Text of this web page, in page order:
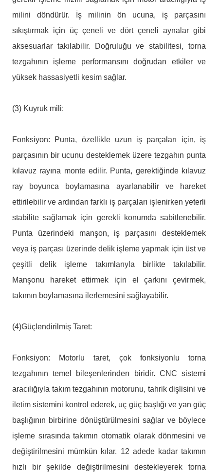
milini döndürür. İş milinin ön ucuna, iş parçasını
sıkıştırmak için üç çeneli ve dört çeneli aynalar gibi
aksesuarlar takılabilir. Doğruluğu ve stabilitesi, torna
tezgahının işleme performansını doğrudan etkiler ve
yüksek hassasiyetli kesim sağlar.
(3) Kuyruk mili:
Fonksiyon: Punta, özellikle uzun iş parçaları için, iş
parçasının bir ucunu desteklemek üzere tezgahın punta
kılavuz rayına monte edilir. Punta, gerektiğinde kılavuz
ray boyunca boylamasına ayarlanabilir ve hareket
ettirilebilir ve ardından farklı iş parçaları işlenirken yeterli
stabilite sağlamak için gerekli konumda sabitlenebilir.
Punta üzerindeki manşon, iş parçasını desteklemek
veya iş parçası üzerinde delik işleme yapmak için üst ve
çeşitli delik işleme takımlarıyla birlikte takılabilir.
Manşonu hareket ettirmek için el çarkını çevirmek,
takımın boylamasına ilerlemesini sağlayabilir.
(4)Güçlendirilmiş Taret:
Fonksiyon: Motorlu taret, çok fonksiyonlu torna
tezgahının temel bileşenlerinden biridir. CNC sistemi
aracılığıyla takım tezgahının motorunu, tahrik dişlisini ve
iletim sistemini kontrol ederek, uç güç başlığı ve yan güç
başlığının birbirine dönüştürülmesini sağlar ve böylece
işleme sırasında takımın otomatik olarak dönmesini ve
değiştirilmesini mümkün kılar. 12 adede kadar takımın
hızlı bir şekilde değiştirilmesini destekleyerek torna